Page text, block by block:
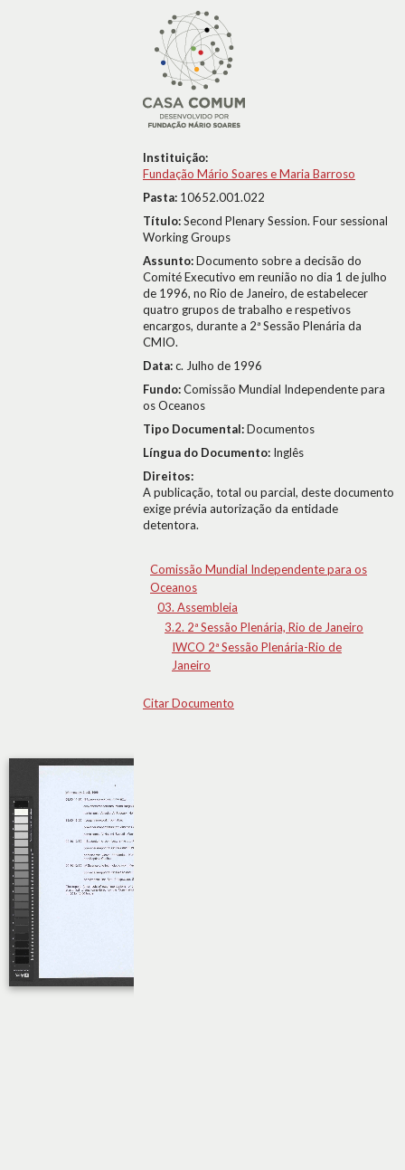
Instituição:
Fundação Mário Soares e Maria Barroso
Pasta: 10652.001.022
Título:Second Plenary Session. Four sessional
Working Groups
Assunto:Documento sobre a decisão do
Comité Executivo em reunião no dia 1 de julho
de 1996, no Rio de Janeiro, de estabelecer
quatro grupos de trabalho e respetivos
encargos, durante a 2ª Sessão Plenária da
CMIO.
Data:c. Julho de 1996
Fundo:Comissão Mundial Independente para
os Oceanos
Tipo Documental:Documentos
Língua do Documento: Inglês
Direitos:
A publicação, total ou parcial, deste documento
exige prévia autorização da entidade
detentora.
Comissão Mundial Independente para os
Oceanos
03. Assembleia
3.2. 2ª Sessão Plenária, Rio de Janeiro
IWCO 2ª Sessão Plenária-Rio de
Janeiro
Citar Documento